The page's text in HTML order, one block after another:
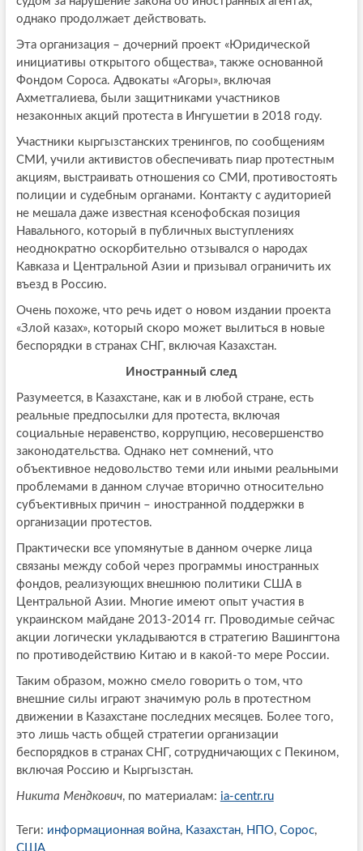
однако продолжает действовать.
Эта организация – дочерний проект «Юридической
инициативы открытого общества», также основанной
Фондом Сороса. Адвокаты «Агоры», включая
Ахметгалиева, были защитниками участников
незаконных акций протеста в Ингушетии в 2018 году.
Участники кыргызстанских тренингов, по сообщениям
СМИ, учили активистов обеспечивать пиар протестным
акциям, выстраивать отношения со СМИ, противостоять
полиции и судебным органами. Контакту с аудиторией
не мешала даже известная ксенофобская позиция
Навального, который в публичных выступлениях
неоднократно оскорбительно отзывался о народах
Кавказа и Центральной Азии и призывал ограничить их
въезд в Россию.
Очень похоже, что речь идет о новом издании проекта
«Злой казах», который скоро может вылиться в новые
беспорядки в странах СНГ, включая Казахстан.
Иностранный след
Разумеется, в Казахстане, как и в любой стране, есть
реальные предпосылки для протеста, включая
социальные неравенство, коррупцию, несовершенство
законодательства. Однако нет сомнений, что
объективное недовольство теми или иными реальными
проблемами в данном случае вторично относительно
субъективных причин – иностранной поддержки в
организации протестов.
Практически все упомянутые в данном очерке лица
связаны между собой через программы иностранных
фондов, реализующих внешнюю политики США в
Центральной Азии. Многие имеют опыт участия в
украинском майдане 2013-2014 гг. Проводимые сейчас
акции логически укладываются в стратегию Вашингтона
по противодействию Китаю и в какой-то мере России.
Таким образом, можно смело говорить о том, что
внешние силы играют значимую роль в протестном
движении в Казахстане последних месяцев. Более того,
это лишь часть общей стратегии организации
беспорядков в странах СНГ, сотрудничающих с Пекином,
включая Россию и Кыргызстан.
Никита Мендкович, по материалам: ia-centr.ru
Теги: информационная война, Казахстан, НПО, Сорос,
США